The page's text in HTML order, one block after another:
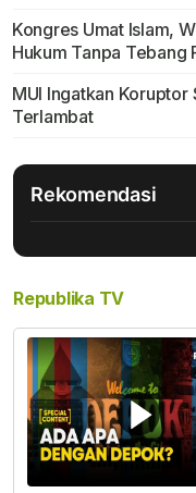
Kongres Umat Islam,
Hukum Tanpa Tebang
MUI Ingatkan
Terlambat
Rekomendasi
Republika TV